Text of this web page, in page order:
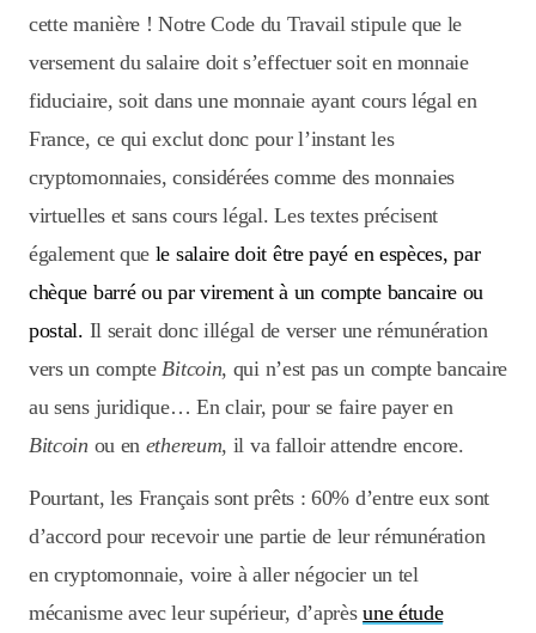
cette manière ! Notre Code du Travail stipule que le
versement du salaire doit s’effectuer soit en monnaie
fiduciaire, soit dans une monnaie ayant cours légal en
France, ce qui exclut donc pour l’instant les
cryptomonnaies, considérées comme des monnaies
virtuelles et sans cours légal. Les textes précisent
également que le salaire doit être payé en espèces, par
chèque barré ou par virement à un compte bancaire ou
postal. Il serait donc illégal de verser une rémunération
vers un compteBitcoin, qui n’est pas un compte bancaire
au sens juridique… En clair, pour se faire payer en
Bitcoin ou en ethereum, il va falloir attendre encore.
Pourtant, les Français sont prêts : 60% d’entre eux sont
d’accord pour recevoir une partie de leur rémunération
en cryptomonnaie, voire à aller négocier un tel
mécanisme avec leur supérieur, d’aprèsune étude